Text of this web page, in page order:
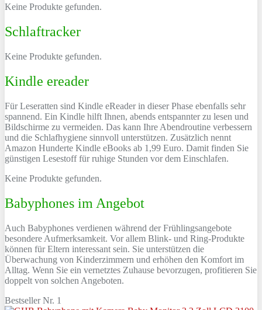
Keine Produkte gefunden.
Schlaftracker
Keine Produkte gefunden.
Kindle ereader
Für Leseratten sind Kindle eReader in dieser Phase ebenfalls sehr
spannend. Ein Kindle hilft Ihnen, abends entspannter zu lesen und
Bildschirme zu vermeiden. Das kann Ihre Abendroutine verbessern
und die Schlafhygiene sinnvoll unterstützen. Zusätzlich nennt
Amazon Hunderte Kindle eBooks ab 1,99 Euro. Damit finden Sie
günstigen Lesestoff für ruhige Stunden vor dem Einschlafen.
Keine Produkte gefunden.
Babyphones im Angebot
Auch Babyphones verdienen während der Frühlingsangebote
besondere Aufmerksamkeit. Vor allem Blink- und Ring-Produkte
können für Eltern interessant sein. Sie unterstützen die
Überwachung von Kinderzimmern und erhöhen den Komfort im
Alltag. Wenn Sie ein vernetztes Zuhause bevorzugen, profitieren Sie
doppelt von solchen Angeboten.
Bestseller Nr. 1